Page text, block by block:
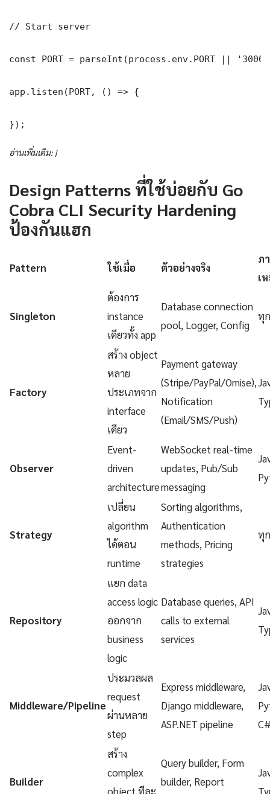
// Start server
const PORT = parseInt(process.env.PORT ||
app.listen(PORT, () => {
});
อ่านเพิ่มเติม: |
Design Patterns ที่ใช้บ่อยกับ Go
Cobra CLI Security Hardening
ป้องกันแฮก
Pattern ใช้เมื่อ ตัวอย่างจริง
ภ
เ
Singleton
ต้องการ
instance
เดียวทั้ง app
Database connection
pool, Logger, Config
ทุ
Factory
สร้าง object
หลาย
ประเภทจาก
interface
เดียว
Payment gateway
(Stripe/PayPal/Omise),
Notification
(Email/SMS/Push)
Observer
Event-
driven
architecture
WebSocket real-time
updates, Pub/Sub
messaging
Strategy
เปลี่ยน
algorithm
ได้ตอน
runtime
Sorting algorithms,
Authentication
methods, Pricing
strategies
ทุ
Repository
แยก data
access logic
ออกจาก
business
logic
Database queries, API
calls to external
services
Middleware/Pipeline
ประมวลผล
request
ผ่านหลาย
step
Express middleware,
Django middleware,
ASP.NET pipeline
Builder
สร้าง
complex
object ทีละ
Query builder, Form
builder, Report